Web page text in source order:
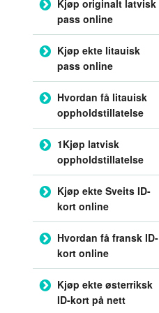
Kjøp originalt latvisk
pass online
Kjøp ekte litauisk
pass online
Hvordan få litauisk
oppholdstillatelse
1Kjøp latvisk
oppholdstillatelse
Kjøp ekte Sveits ID-
kort online
Hvordan få fransk ID-
kort online
Kjøp ekte østerriksk
ID-kort på nett